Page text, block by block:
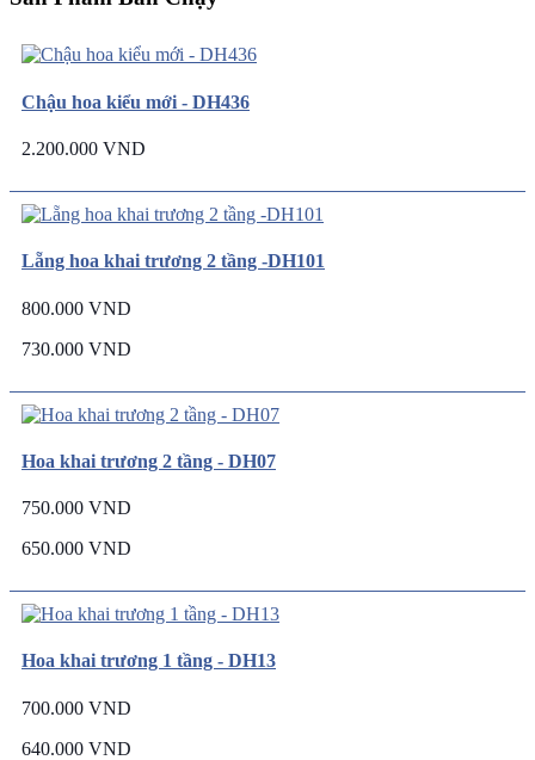
Chậu hoa kiểu mới - DH436
2.200.000 VND
Lẵng hoa khai trương 2 tầng -DH101
800.000 VND
730.000 VND
Hoa khai trương 2 tầng - DH07
750.000 VND
650.000 VND
Hoa khai trương 1 tầng - DH13
700.000 VND
640.000 VND